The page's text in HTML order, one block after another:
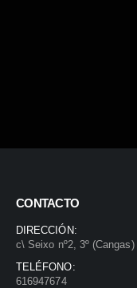
CONTACTO
DIRECCIÓN:
c\ Seixo nº2, 3º (Cangas)
TELÉFONO:
616947674